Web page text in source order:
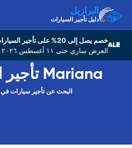
البرازيل
دليل تأجير السيارات
خصم يصل إلى 20% على تأجير السيارات في جميع أنحاء العالم
العرض ساري حتى ١١ أغسطس ٢٠٢٦ - استفد منه اليوم!
Mariana تأجير السيارات
البحث عن تأجير سيارات في Mariana